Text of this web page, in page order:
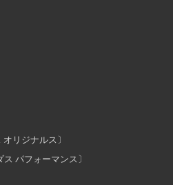
リジナルス〕
ス パフォーマンス〕